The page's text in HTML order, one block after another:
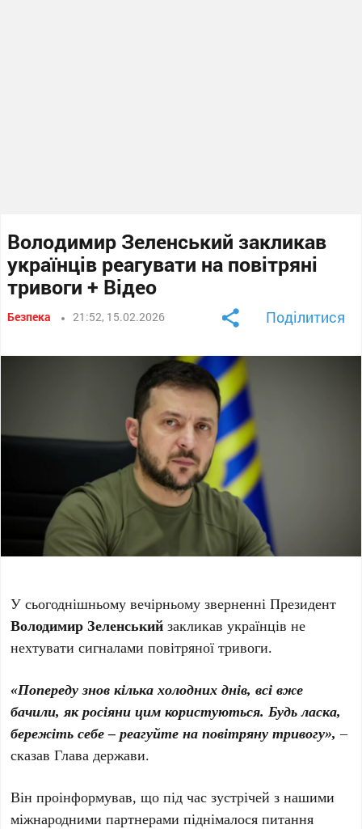
Володимир Зеленський закликав
українців реагувати на повітряні
тривоги + Відео
Безпека 21:52, 15.02.2026 Поділитися
У сьогоднішньому вечірньому зверненні Президент
Володимир Зеленськийзакликав українців не
нехтувати сигналами повітряної тривоги.
«Попереду знов кілька холодних днів, всі вже
бачили, як росіяни цим користуються. Будь ласка,
бережіть себе – реагуйте на повітряну тривогу», –
сказав Глава держави.
Він проінформував, що під час зустрічей з нашими
міжнародними партнерами піднімалося питання